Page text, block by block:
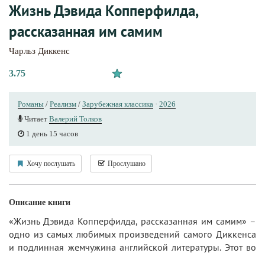
Жизнь Дэвида Копперфилда,
рассказанная им самим
Чарльз Диккенс
3.75
Романы / Реализм / Зарубежная классика · 2026
Читает Валерий Толков
1 день 15 часов
Хочу послушать Прослушано
Описание книги
«Жизнь Дэвида Копперфилда, рассказанная им самим» –
одно из самых любимых произведений самого Диккенса
и подлинная жемчужина английской литературы. Этот во